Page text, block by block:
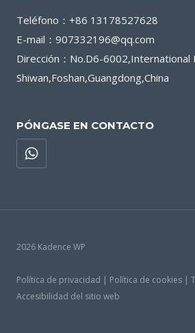
Teléfono：+86 13178527628
E-mail：907332196@qq.com
Dirección：No.D6-6002,International
Shiwan,Foshan,Guangdong,China
PÓNGASE EN CONTACTO
2026 Kadence WP
Política de privacidad | Política de cookies |
Accesibilidad del sitio web